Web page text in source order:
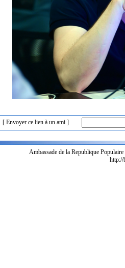
[ Envoyer ce lien à un ami ]
Ambassade de la Republique
http://